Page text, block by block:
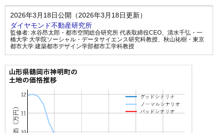
2026年3月18日公開（2026年3月18日更新）
ダイヤモンド不動産研究所
監修者: 水谷昂太郎・都市空間総合研究所 代表取締役CEO、 清水千弘・一
橋大学 大学院ソーシャル・データサイエンス研究科教授、 秋山祐樹・東京
都市大学 建築都市デザイン学部都市工学科教授